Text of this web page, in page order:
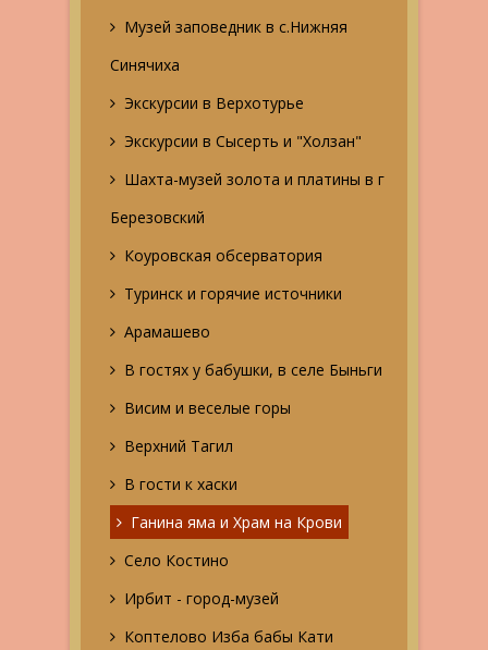
Музей заповедник в с.Нижняя
Синячиха
Экскурсии в Верхотурье
Экскурсии в Сысерть и "Холзан"
Шахта-музей золота и платины в г
Березовский
Коуровская обсерватория
Туринск и горячие источники
Арамашево
В гостях у бабушки, в селе Быньги
Висим и веселые горы
Верхний Тагил
В гости к хаски
Ганина яма и Храм на Крови
Село Костино
Ирбит - город-музей
Коптелово Изба бабы Кати